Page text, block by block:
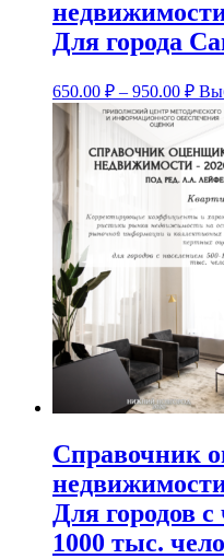
Для города
650.00 ₽ – 950.00 ₽
Справочник
Для городов
1000 тыс.